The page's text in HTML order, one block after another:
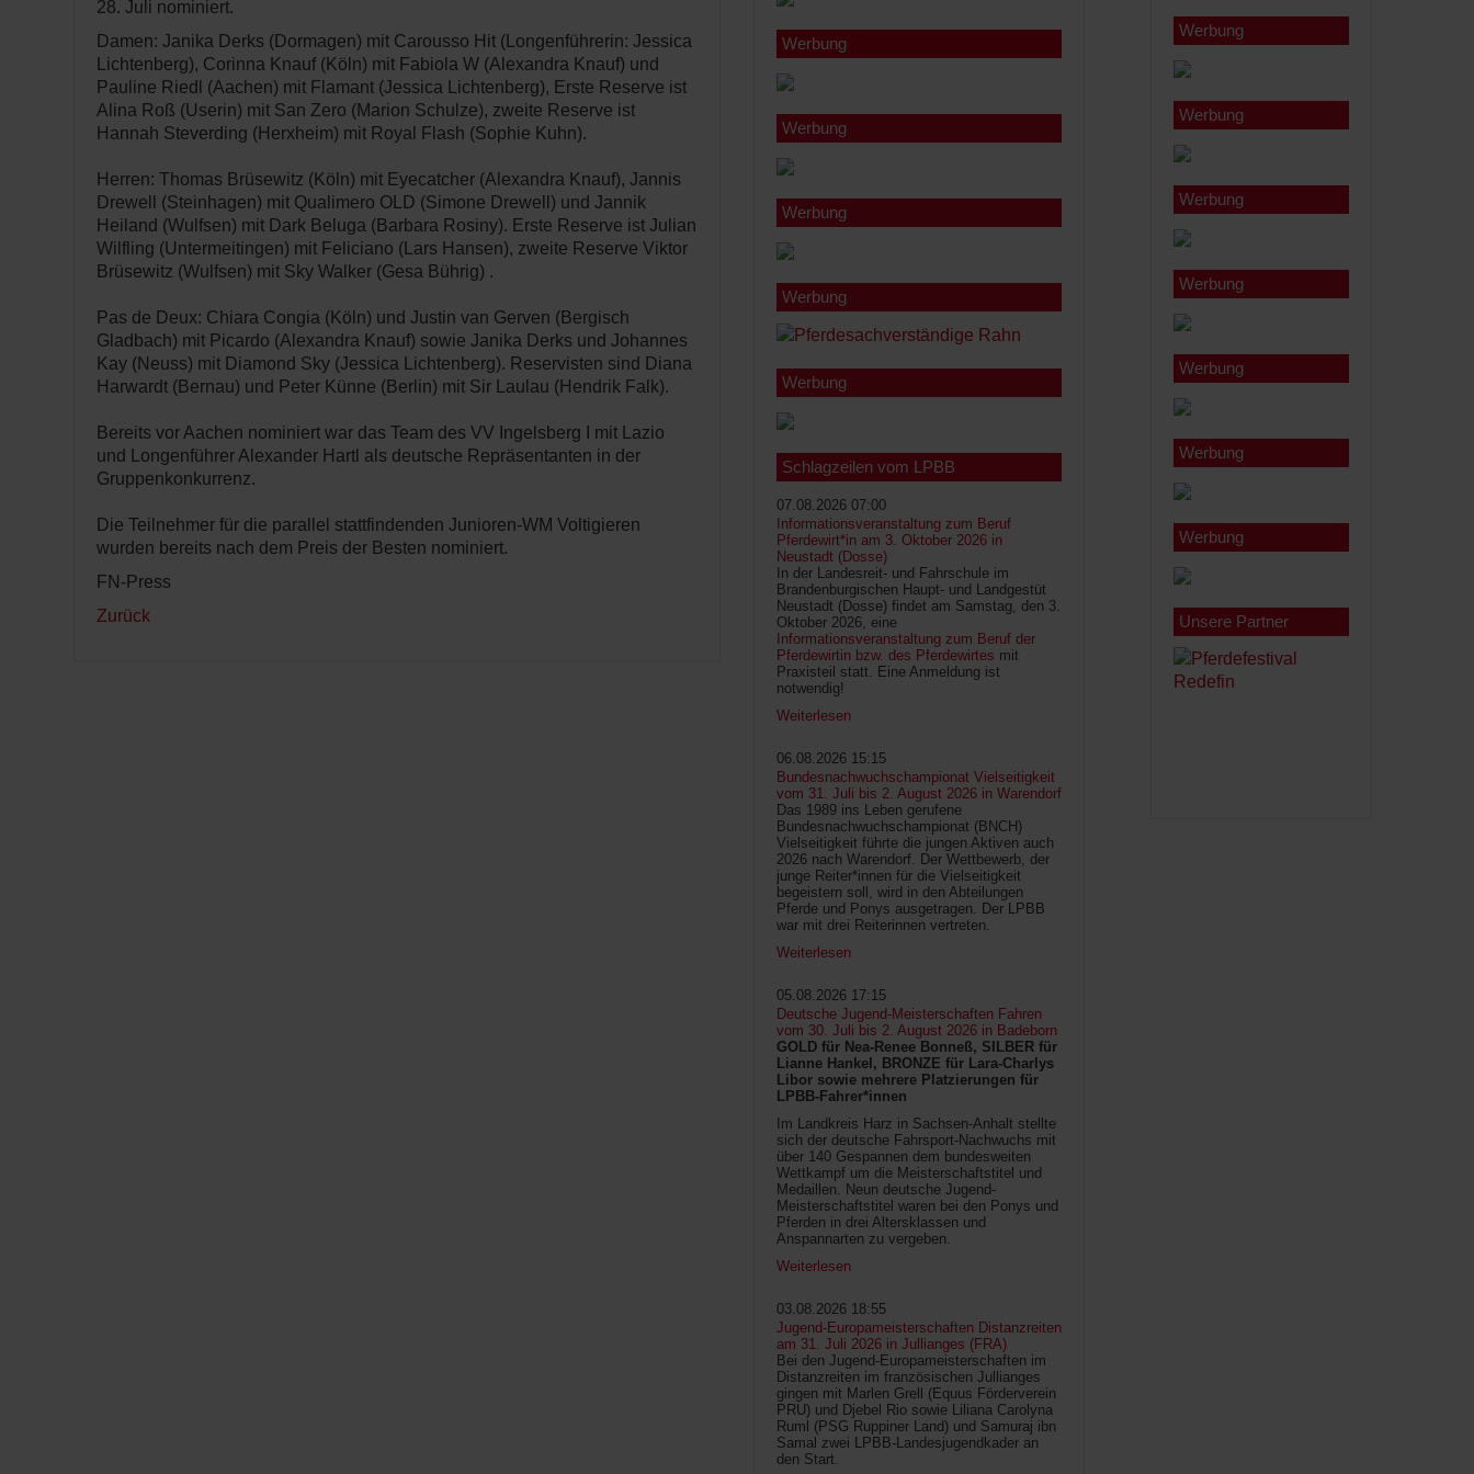
28. Juli nominiert.
Damen: Janika Derks (Dormagen) mit Carousso Hit (Longenführerin: Jessica
Lichtenberg), Corinna Knauf (Köln) mit Fabiola W (Alexandra Knauf) und
Pauline Riedl (Aachen) mit Flamant (Jessica Lichtenberg), Erste Reserve ist
Alina Roß (Userin) mit San Zero (Marion Schulze), zweite Reserve ist
Hannah Steverding (Herxheim) mit Royal Flash (Sophie Kuhn).
Herren: Thomas Brüsewitz (Köln) mit Eyecatcher (Alexandra Knauf), Jannis
Drewell (Steinhagen) mit Qualimero OLD (Simone Drewell) und Jannik
Heiland (Wulfsen) mit Dark Beluga (Barbara Rosiny). Erste Reserve ist Julian
Wilfling (Untermeitingen) mit Feliciano (Lars Hansen), zweite Reserve Viktor
Brüsewitz (Wulfsen) mit Sky Walker (Gesa Bührig) .
Pas de Deux: Chiara Congia (Köln) und Justin van Gerven (Bergisch
Gladbach) mit Picardo (Alexandra Knauf) sowie Janika Derks und Johannes
Kay (Neuss) mit Diamond Sky (Jessica Lichtenberg). Reservisten sind Diana
Harwardt (Bernau) und Peter Künne (Berlin) mit Sir Laulau (Hendrik Falk).
Bereits vor Aachen nominiert war das Team des VV Ingelsberg I mit Lazio
und Longenführer Alexander Hartl als deutsche Repräsentanten in der
Gruppenkonkurrenz.
Die Teilnehmer für die parallel stattfindenden Junioren-WM Voltigieren
wurden bereits nach dem Preis der Besten nominiert.
FN-Press
Zurück
Werbung
Werbung
Werbung
Werbung
Werbung
Schlagzeilen vom LPBB
07.08.2026 07:00
Informationsveranstaltung zum Beruf
Pferdewirt*in am 3. Oktober 2026 in
Neustadt (Dosse)
In der Landesreit- und Fahrschule im
Brandenburgischen Haupt- und Landgestüt
Neustadt (Dosse) findet am Samstag, den 3.
Oktober 2026, eine
Informationsveranstaltung zum Beruf der
Pferdewirtin bzw. des Pferdewirtes mit
Praxisteil statt. Eine Anmeldung ist
notwendig!
Weiterlesen
06.08.2026 15:15
Bundesnachwuchschampionat Vielseitigkeit
vom 31. Juli bis 2. August 2026 in Warendorf
Das 1989 ins Leben gerufene
Bundesnachwuchschampionat (BNCH)
Vielseitigkeit führte die jungen Aktiven auch
2026 nach Warendorf. Der Wettbewerb, der
junge Reiter*innen für die Vielseitigkeit
begeistern soll, wird in den Abteilungen
Pferde und Ponys ausgetragen. Der LPBB
war mit drei Reiterinnen vertreten.
Weiterlesen
05.08.2026 17:15
Deutsche Jugend-Meisterschaften Fahren
vom 30. Juli bis 2. August 2026 in Badeborn
GOLD für Nea-Renee Bonneß, SILBER für
Lianne Hankel, BRONZE für Lara-Charlys
Libor sowie mehrere Platzierungen für
LPBB-Fahrer*innen
Im Landkreis Harz in Sachsen-Anhalt stellte
sich der deutsche Fahrsport-Nachwuchs mit
über 140 Gespannen dem bundesweiten
Wettkampf um die Meisterschaftstitel und
Medaillen. Neun deutsche Jugend-
Meisterschaftstitel waren bei den Ponys und
Pferden in drei Altersklassen und
Anspannarten zu vergeben.
Weiterlesen
03.08.2026 18:55
Jugend-Europameisterschaften Distanzreiten
am 31. Juli 2026 in Jullianges (FRA)
Bei den Jugend-Europameisterschaften im
Distanzreiten im französischen Jullianges
gingen mit Marlen Grell (Equus Förderverein
PRU) und Djebel Rio sowie Liliana Carolyna
Ruml (PSG Ruppiner Land) und Samuraj ibn
Samal zwei LPBB-Landesjugendkader an
den Start.
Werbung
Werbung
Werbung
Werbung
Werbung
Werbung
Werbung
Unsere Partner